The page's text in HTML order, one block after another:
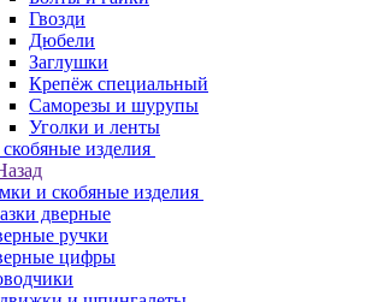
Гвозди
Дюбели
Заглушки
Крепёж специальный
Саморезы и шурупы
Уголки и ленты
изделия
и скобяные изделия
дверные
ручки
цифры